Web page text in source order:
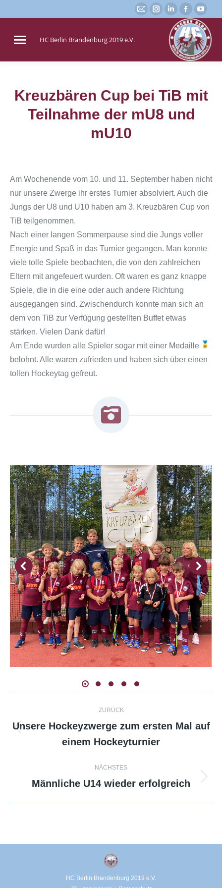
E-
in
Instagram
page
opens
new
Linkedin
page
opens
in
new
page
opens
in
new
in
new
HC Berlin Brandenburg 2019 e.V.
Kreuzbären Cup bei TiB mit
Teilnahme der mU8 und
mU10
Sie befinden sich hier:
Am Wochenende vom 10. und 11. September haben nicht
nur unsere Zwerge ihr erstes Turnier absolviert. Auch die
Jungs der U8 und U10 haben am 3. Kreuzbären Cup von
TiB teilgenommen.
Nach einer langen Sommerpause sind die Jungs voller
Energie und Spaß in das Turnier gegangen. Man konnte
viele tolle Spiele beobachten, die von den zahlreichen
Eltern mit angefeuert wurden. Oft waren es ganz knappe
Spiele, die in die eine oder auch andere Richtung
ausgegangen sind. Zwischendurch konnte man sich an
dem von TiB zur Verfügung gestellten Buffet etwas
stärken. Vielen Dank dafür!
Am Ende wurden alle Spieler sogar mit einer Medaille
belohnt. Alle waren zufrieden und haben sich über einen
tollen Hockeytag gefreut.
Kommentarnavigation
ZURÜCK
Vorheriger
Beitrag:
Unsere Hockeyzwerge zum ersten Mal auf
einem Hockeyturnier
NÄCHSTES
Nächster
Männliche U14 wieder erfolgreich
HC Berlin Brandenburg 2019 e.V.